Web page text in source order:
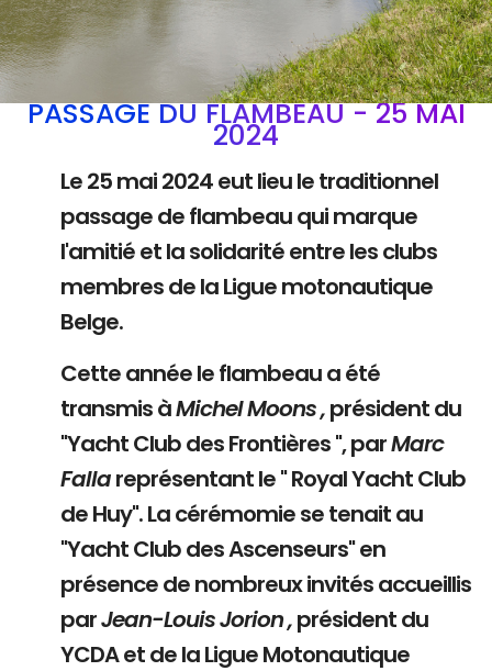
PASSAGE DU FLAMBEAU - 25 MAI
2024
Le 25 mai 2024 eut lieu le traditionnel
passage de flambeau qui marque
l'amitié et la solidarité entre les clubs
membres de la Ligue motonautique
Belge.
Cette année le flambeau a été
transmis àMichel Moons ,président du
"Yacht Club des Frontières ", parMarc
Fallareprésentant le " Royal Yacht Club
de Huy". La cérémomie se tenait au
"Yacht Club des Ascenseurs" en
présence de nombreux invités accueillis
parJean-Louis Jorion ,président du
YCDA et de la Ligue Motonautique